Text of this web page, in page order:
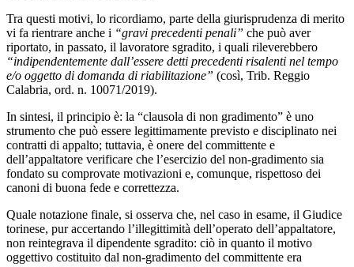
Tra questi motivi, lo ricordiamo, parte della giurisprudenza di merito
vi fa rientrare anche i “gravi precedenti penali” che può aver
riportato, in passato, il lavoratore sgradito, i quali rileverebbero
“indipendentemente dall’essere detti precedenti risalenti nel tempo
e/o oggetto di domanda di riabilitazione” (così, Trib. Reggio
Calabria, ord. n. 10071/2019).
In sintesi, il principio è: la “clausola di non gradimento” è uno
strumento che può essere legittimamente previsto e disciplinato nei
contratti di appalto; tuttavia, è onere del committente e
dell’appaltatore verificare che l’esercizio del non-gradimento sia
fondato su comprovate motivazioni e, comunque, rispettoso dei
canoni di buona fede e correttezza.
Quale notazione finale, si osserva che, nel caso in esame, il Giudice
torinese, pur accertando l’illegittimità dell’operato dell’appaltatore,
non reintegrava il dipendente sgradito: ciò in quanto il motivo
oggettivo costituito dal non-gradimento del committente era